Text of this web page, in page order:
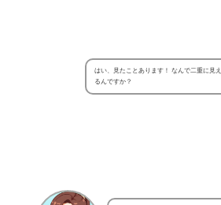
はい、見たことあります！ なんで二重に見え
るんですか？